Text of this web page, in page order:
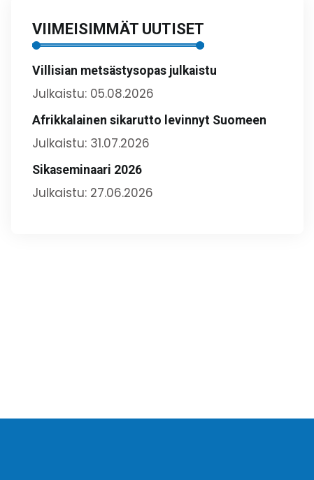
VIIMEISIMMÄT UUTISET
Villisian metsästysopas julkaistu
Julkaistu: 05.08.2026
Afrikkalainen sikarutto levinnyt Suomeen
Julkaistu: 31.07.2026
Sikaseminaari 2026
Julkaistu: 27.06.2026